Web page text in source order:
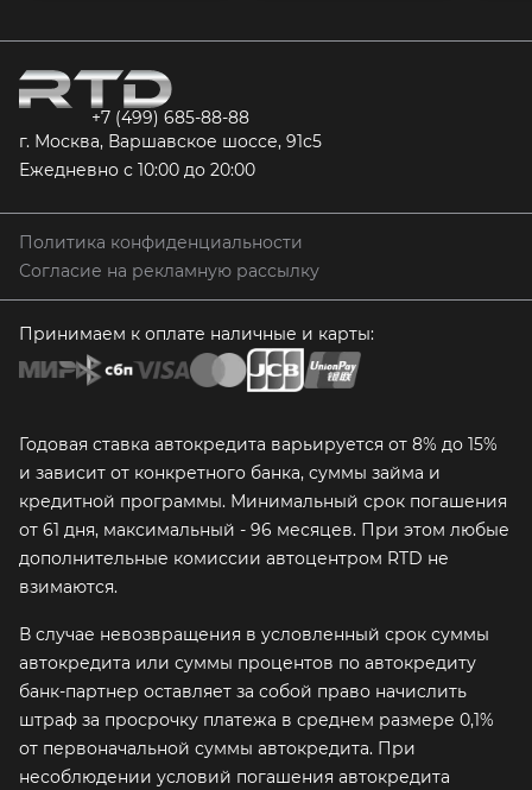
+7 (499) 685-88-88
г. Москва, Варшавское шоссе, 91с5
Ежедневно с 10:00 до 20:00
Политика конфиденциальности
Согласие на рекламную рассылку
Принимаем к оплате наличные и карты:
Годовая ставка автокредита варьируется от 8% до 15%
и зависит от конкретного банка, суммы займа и
кредитной программы. Минимальный срок погашения
от 61 дня, максимальный - 96 месяцев. При этом любые
дополнительные комиссии автоцентром RTD не
взимаются.
В случае невозвращения в условленный срок суммы
автокредита или суммы процентов по автокредиту
банк-партнер оставляет за собой право начислить
штраф за просрочку платежа в среднем размере 0,1%
от первоначальной суммы автокредита. При
несоблюдении условий погашения автокредита